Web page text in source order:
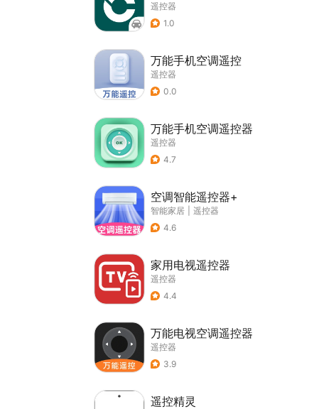
遥控器
1.0
万能手机空调遥控
遥控器
0.0
万能手机空调遥控器
遥控器
4.7
空调智能遥控器+
智能家居
遥控器
4.6
家用电视遥控器
遥控器
4.4
万能电视空调遥控器
遥控器
3.9
遥控精灵